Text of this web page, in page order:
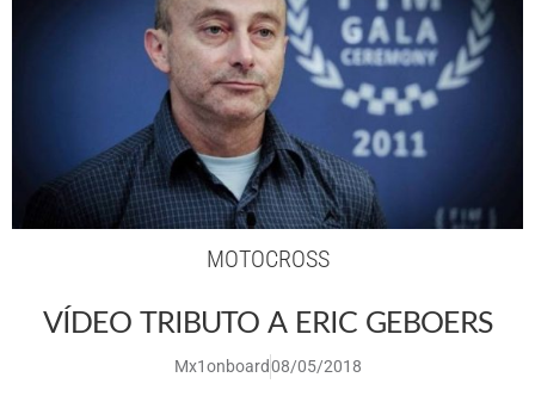
MOTOCROSS
VÍDEO TRIBUTO A ERIC GEBOERS
Mx1onboard08/05/2018